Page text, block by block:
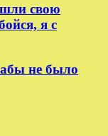
свою
я с
не было